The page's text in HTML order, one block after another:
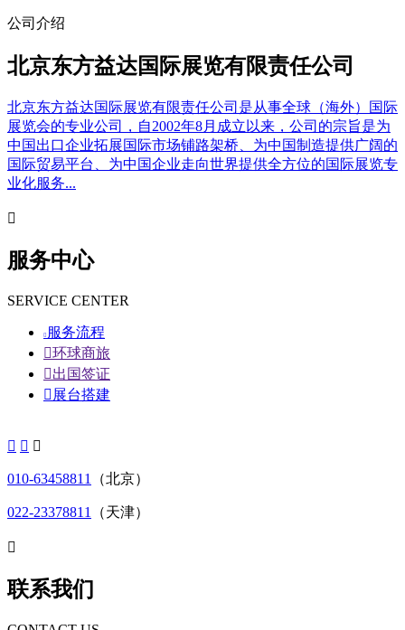
公司介绍
北京东方益达国际展览有限责任公司
北京东方益达国际展览有限责任公司是从事全球（海外）国际
展览会的专业公司，自2002年8月成立以来，公司的宗旨是为
中国出口企业拓展国际市场铺路架桥、为中国制造提供广阔的
国际贸易平台、为中国企业走向世界提供全方位的国际展览专
业化服务...

服务中心
SERVICE CENTER
 服务流程
环球商旅
出国签证
 展台搭建
  
010-63458811 （北京）
022-23378811 （天津）

联系我们